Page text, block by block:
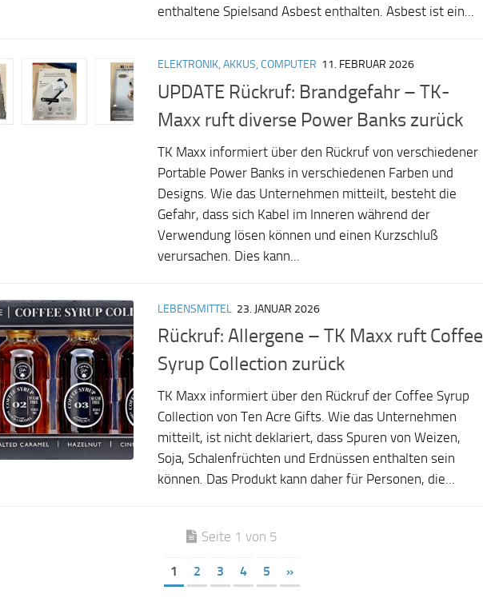
enthaltene Spielsand Asbest enthalten. Asbest ist ein...
ELEKTRONIK, AKKUS, COMPUTER 11. FEBRUAR 2026
UPDATE Rückruf: Brandgefahr – TK-
Maxx ruft diverse Power Banks zurück
TK Maxx informiert über den Rückruf von verschiedener
Portable Power Banks in verschiedenen Farben und
Designs. Wie das Unternehmen mitteilt, besteht die
Gefahr, dass sich Kabel im Inneren während der
Verwendung lösen können und einen Kurzschluß
verursachen. Dies kann...
LEBENSMITTEL 23. JANUAR 2026
Rückruf: Allergene – TK Maxx ruft Coffee
Syrup Collection zurück
TK Maxx informiert über den Rückruf der Coffee Syrup
Collection von Ten Acre Gifts. Wie das Unternehmen
mitteilt, ist nicht deklariert, dass Spuren von Weizen,
Soja, Schalenfrüchten und Erdnüssen enthalten sein
können. Das Produkt kann daher für Personen, die...
Seite 1 von 5
1 2 3 4 5 »